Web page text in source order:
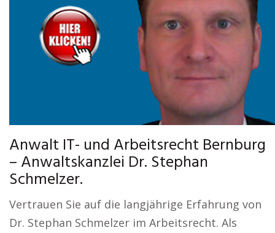
Anwalt IT- und Arbeitsrecht Bernburg
– Anwaltskanzlei Dr. Stephan
Schmelzer.
Vertrauen Sie auf die langjährige Erfahrung von
Dr. Stephan Schmelzer im Arbeitsrecht. Als